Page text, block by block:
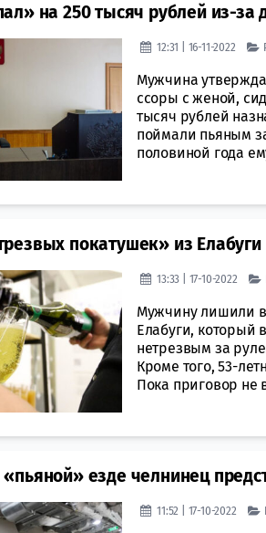
на 250 тысяч рублей из-за
12:31 | 16-11-2022
Мужчина
ссоры с женой,
тысяч рублей
поймали пьяным
половиной года
покатушек» из
13:33 | 17-10-2022
Мужчину лишили
Елабуги, который
нетрезвым за
Кроме того, 53-
Пока приговор не
езде челнинец
11:52 | 17-10-2022